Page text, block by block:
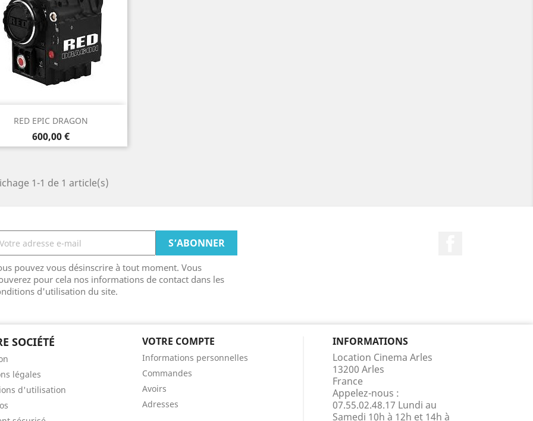
RED EPIC DRAGON
Prix
600,00 €
Aperçu rapide
1-1 de 1 article(s)
pouvez vous désinscrire à tout moment. Vous
pour cela nos informations de contact dans les
d'utilisation du site.
SOCIÉTÉ
légales
d'utilisation
VOTRE COMPTE
Informations personnelles
Commandes
Avoirs
Adresses
INFORMATIONS
Location Cinema Arles
13200 Arles
France
Appelez-nous :
07.55.02.48.17 Lundi au
Samedi 10h à 12h et 14h à